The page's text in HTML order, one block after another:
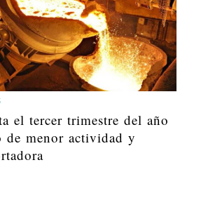
el tercer trimestre del año
de menor actividad y